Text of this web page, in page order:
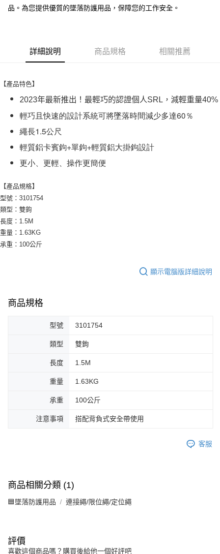
7-11取貨付款
付款後7-11取貨
每筆NT$60
新竹物流(大件商品、貨量較大)
每筆NT$200，滿NT$5,000(含以上)免運費
品。為您提供優質的墜落防護用品，保障您的工作安全。
詳細說明 商品規格 相關推薦
【產品特色】
2023年最新推出！最輕巧的認證個人SRL，減輕重量40%
輕巧且快速的設計系統可將墜落時間減少多達60％
繩長1.5公尺
輕質鋁卡賓鉤+單鉤+輕質鋁大掛鉤設計
更小、更輕、操作更簡便
【產品規格】
型號：3101754
類型：雙鉤
長度：1.5M
重量：1.63KG
承重：100公斤
顯示電腦版詳細說明
商品規格
型號 3101754
類型 雙鉤
長度 1.5M
重量 1.63KG
承重 100公斤
注意事項 搭配背負式安全帶使用
客服
商品相關分類 (1)
🟦墜落防護用品 連接繩/限位繩/定位繩
評價
喜歡這個商品嗎？購買後給他一個好評吧